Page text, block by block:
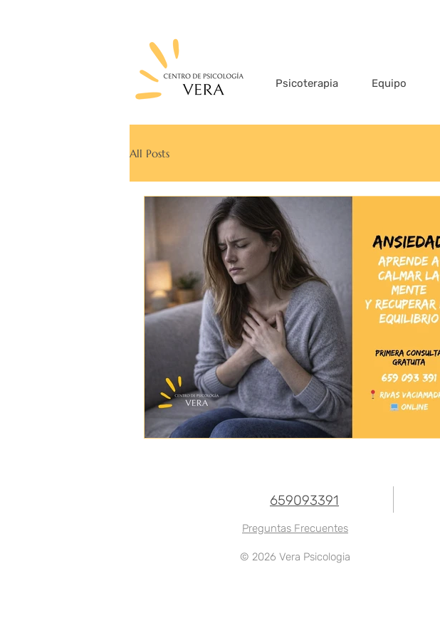
Psicoterapia Equipo
All Posts
659093391
Preguntas Frecuentes
© 2026 Vera Psicologia